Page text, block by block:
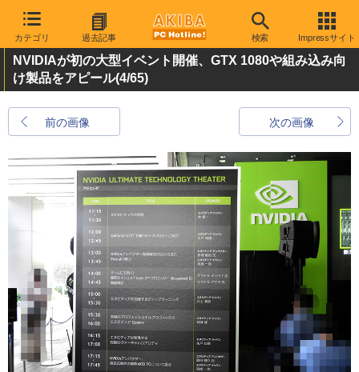
カテゴリ 過去記事 検索 Impressサイト
NVIDIAが初の大型イベント開催、GTX 1080や組み込み向
け製品をアピール(4/65)
前の画像 次の画像